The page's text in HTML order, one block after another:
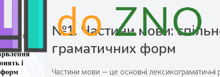
№1. Частини мови:
граматичних форм
Частини мови — це основні